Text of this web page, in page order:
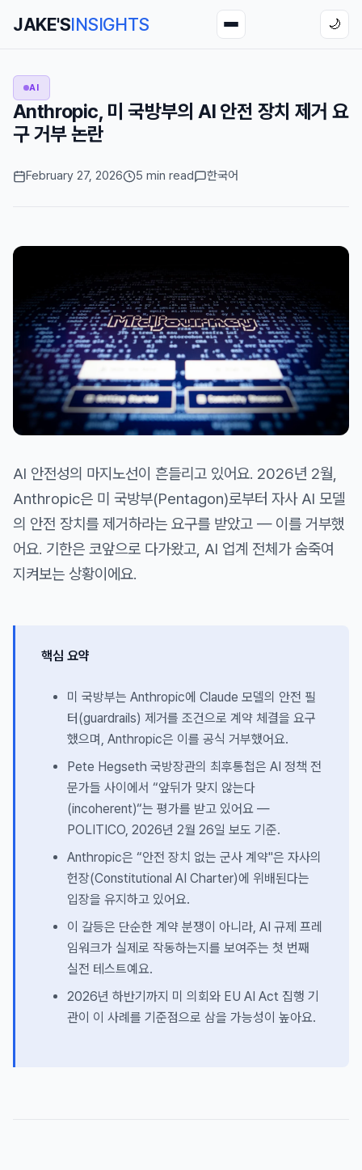
JAKE'SINSIGHTS 🌙
AI
Anthropic, 미 국방부의 AI 안전 장치 제거 요
구 거부 논란
February 27, 2026 5 min read 한국어
AI 안전성의 마지노선이 흔들리고 있어요. 2026년 2월,
Anthropic은 미 국방부(Pentagon)로부터 자사 AI 모델
의 안전 장치를 제거하라는 요구를 받았고 — 이를 거부했
어요. 기한은 코앞으로 다가왔고, AI 업계 전체가 숨죽여
지켜보는 상황이에요.
핵심 요약
미 국방부는 Anthropic에 Claude 모델의 안전 필
터(guardrails) 제거를 조건으로 계약 체결을 요구
했으며, Anthropic은 이를 공식 거부했어요.
Pete Hegseth 국방장관의 최후통첩은 AI 정책 전
문가들 사이에서 “앞뒤가 맞지 않는다
(incoherent)“는 평가를 받고 있어요 —
POLITICO, 2026년 2월 26일 보도 기준.
Anthropic은 “안전 장치 없는 군사 계약"은 자사의
헌장(Constitutional AI Charter)에 위배된다는
입장을 유지하고 있어요.
이 갈등은 단순한 계약 분쟁이 아니라, AI 규제 프레
임워크가 실제로 작동하는지를 보여주는 첫 번째
실전 테스트예요.
2026년 하반기까지 미 의회와 EU AI Act 집행 기
관이 이 사례를 기준점으로 삼을 가능성이 높아요.